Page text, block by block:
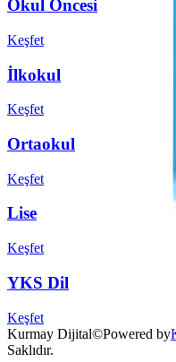
Keşfet
Keşfet
Keşfet
Keşfet
Keşfet
Kurmay Dijital©Powered by
Saklıdır.